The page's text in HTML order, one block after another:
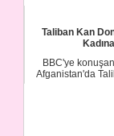
Taliban Kan
BBC'ye
Afganistan'da